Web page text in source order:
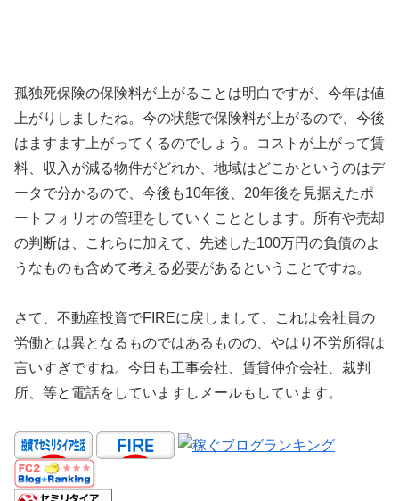
孤独死保険の保険料が上がることは明白ですが、今年は値
上がりしましたね。今の状態で保険料が上がるので、今後
はますます上がってくるのでしょう。コストが上がって賃
料、収入が減る物件がどれか、地域はどこかというのはデ
ータで分かるので、今後も10年後、20年後を見据えたポ
ートフォリオの管理をしていくこととします。所有や売却
の判断は、これらに加えて、先述した100万円の負債のよ
うなものも含めて考える必要があるということですね。
さて、不動産投資でFIREに戻しまして、これは会社員の
労働とは異となるものではあるものの、やはり不労所得は
言いすぎですね。今日も工事会社、賃貸仲介会社、裁判
所、等と電話をしていますしメールもしています。